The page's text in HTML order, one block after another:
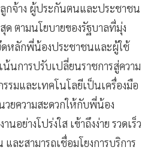
กจ้าง ผู้ประกันตนและประชาชน
ด ตามนโยบายของรัฐบาลที่มุ่ง
หลักพี่น้องประชาชนและผู้ใช้
น้นการปรับเปลี่ยนราชการสู่ความ
รมและเทคโนโลยีเป็นเครื่องมือ
ยความสะดวกให้กับพี่น้อง
อย่างโปร่งใส เข้าถึงง่าย รวดเร็ว
ละสามารถเชื่อมโยงการบริการ